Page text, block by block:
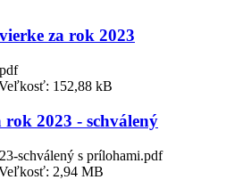
za rok 2023
152,88 kB
rok 2023 - schválený
schválený s prílohami.pdf
2,94 MB